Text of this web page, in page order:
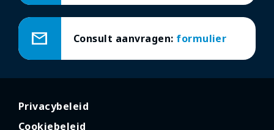
mail Consult aanvragen: formulier
Privacybeleid
Cookiebeleid